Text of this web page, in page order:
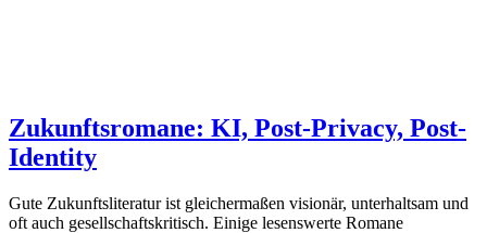
Zukunftsromane: KI, Post-Privacy, Post-
Identity
Gute Zukunftsliteratur ist gleichermaßen visionär, unterhaltsam und
oft auch gesellschaftskritisch. Einige lesenswerte Romane